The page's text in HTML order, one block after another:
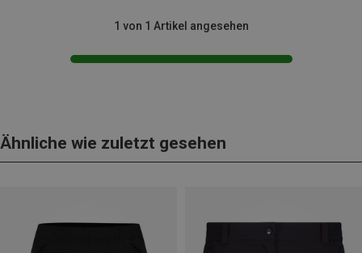
1 von 1 Artikel angesehen
Ähnliche wie zuletzt gesehen